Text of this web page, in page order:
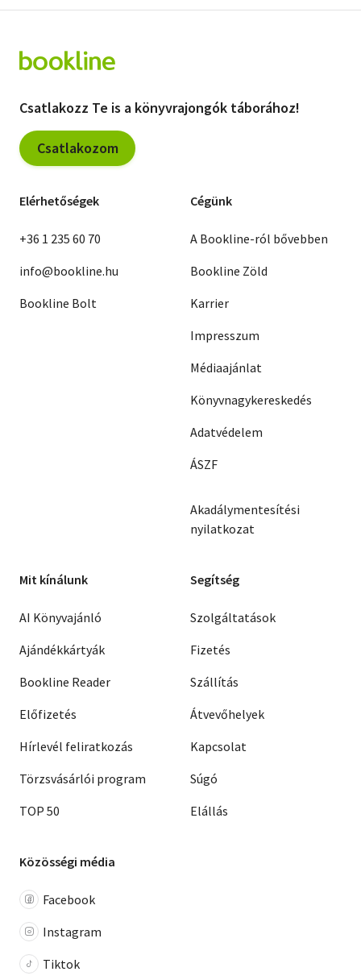
Csatlakozz Te is a könyvrajongók táborához!
Csatlakozom
Elérhetőségek
+36 1 235 60 70
info@bookline.hu
Bookline Bolt
Cégünk
A Bookline-ról bővebben
Bookline Zöld
Karrier
Impresszum
Médiaajánlat
Könyvnagykereskedés
Adatvédelem
ÁSZF
Akadálymentesítési
nyilatkozat
Mit kínálunk
AI Könyvajánló
Ajándékkártyák
Bookline Reader
Előfizetés
Hírlevél feliratkozás
Törzsvásárlói program
TOP 50
Segítség
Szolgáltatások
Fizetés
Szállítás
Átvevőhelyek
Kapcsolat
Súgó
Elállás
Közösségi média
Facebook
Instagram
Tiktok